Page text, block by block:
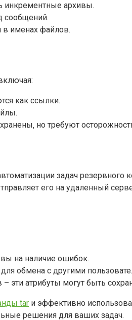
инкрементные архивы.
сообщений.
в именах файлов.
как ссылки.
но требуют
задач
его на удаленный
на наличие ошибок.
обмена с другими
эти атрибуты могут быть
tar и эффективно
решения для ваших задач.